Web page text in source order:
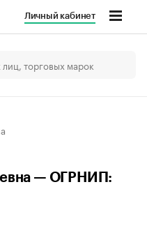
Личный кабинет
— ОГРНИП: